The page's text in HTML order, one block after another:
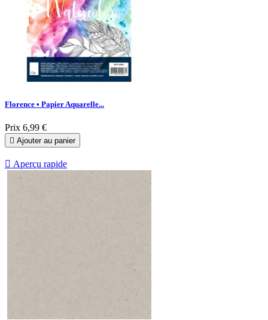
Florence • Papier Aquarelle...
Prix 6,99 €
 Ajouter au panier
 Aperçu rapide